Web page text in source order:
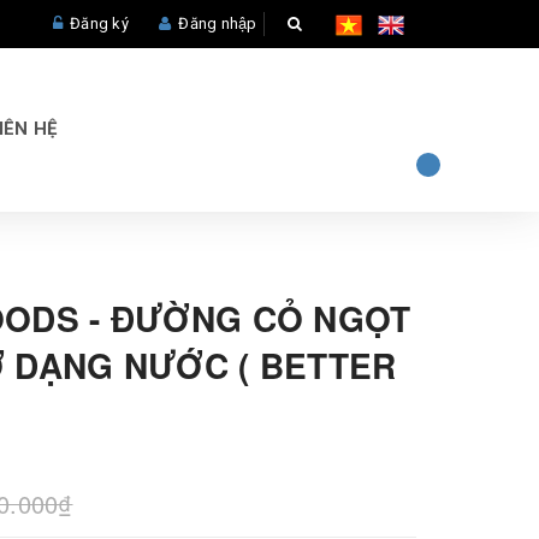
Đăng ký Đăng nhập
HỆ
- ĐƯỜNG CỎ NGỌT
DẠNG NƯỚC ( BETTER